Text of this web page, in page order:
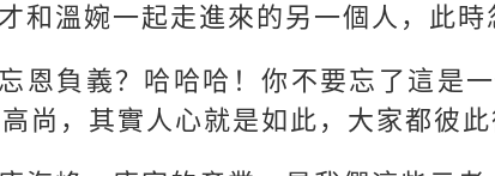
和溫婉一起走進來的另一個人，此時
忘恩負義？哈哈哈！你不要忘了這是
尚，其實人心就是如此，大家都彼此